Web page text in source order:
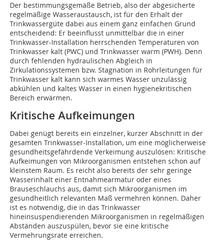
Der bestimmungsgemäße Betrieb, also der abgesicherte
regelmäßige Wasseraustausch, ist für den Erhalt der
Trinkwassergüte dabei aus einem ganz einfachen Grund
entscheidend: Er beeinflusst unmittelbar die in einer
Trinkwasser-Installation herrschenden Temperaturen von
Trinkwasser kalt (PWC) und Trinkwasser warm (PWH). Denn
durch fehlenden hydraulischen Abgleich in
Zirkulationssystemen bzw. Stagnation in Rohrleitungen für
Trinkwasser kalt kann sich warmes Wasser unzulässig
abkühlen und kaltes Wasser in einen hygienekritischen
Bereich erwärmen.
Kritische Aufkeimungen
Dabei genügt bereits ein einzelner, kurzer Abschnitt in der
gesamten Trinkwasser-Installation, um eine möglicherweise
gesundheitsgefährdende Verkeimung auszulösen: Kritische
Aufkeimungen von Mikroorganismen entstehen schon auf
kleinstem Raum. Es reicht also bereits der sehr geringe
Wasserinhalt einer Entnahmearmatur oder eines
Brauseschlauchs aus, damit sich Mikroorganismen im
gesundheitlich relevanten Maß vermehren können. Daher
ist es notwendig, die in das Trinkwasser
hineinsuspendierenden Mikroorganismen in regelmäßigen
Abständen auszuspülen, bevor sie eine kritische
Vermehrungsrate erreichen.